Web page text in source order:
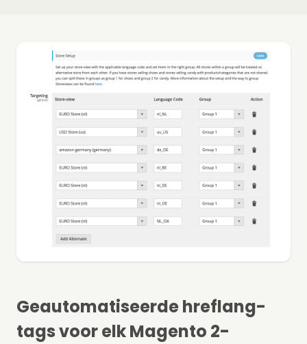
Geautomatiseerde hreflang-
tags voor elk Magento 2-